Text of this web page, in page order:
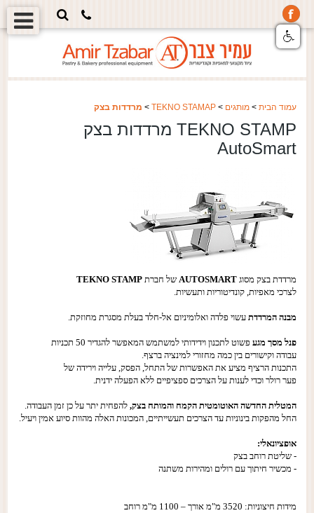
עמוד הבית> מותגים >
TEKNO STAMAP
> מרדדות בצק
TEKNO STAMP מרדדות בצק
AutoSmart
מרדדת בצק מסוג AUTOSMART של חברת TEKNO STAMP
לצרכי מאפיות, קונדיטוריות ותעשיות.
מבנה המרדדת עשוי פלדה ואלומיניום אל-חלד בעלת מסגרת מחוזקת.
פנל מסך מגע פשוט לתכנון וידידותי למשתמש המאפשר להגדיר 50 תכניות
עבודה וקישורים בין כמה מחזורי למינציה ברצף.
התכנות הרציף מציע את האפשרות של התחל, הפסק, עלייה וירידה של
פער רולר וכדי לענות על הצרכים ספציפיים ללא הפעלה ידנית.
המטלית החדשה האוטומטית הקמח והמותח בצק,להפחית יתר על כן זמן העבודה.
החל מהפקות בינוניות עד הצרכים תעשייתיים, המכונות האלה מהוות סיוע אמין ויעיל.
אופציונאלי:
- שליטת רוחב בצק
- מכשיר חיתוך עם רולים ומהירות משתנה
מידות חיצוניות: 3520 מ"מ אורך – 1100 מ"מ רוחב